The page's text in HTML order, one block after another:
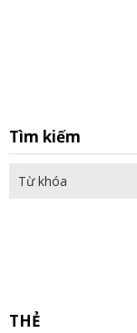
Tìm kiếm
THẺ